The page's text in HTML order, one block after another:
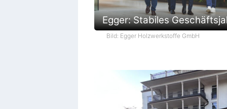
Egger: Stabiles
Bild: Egger Holzwerkstoffe GmbH